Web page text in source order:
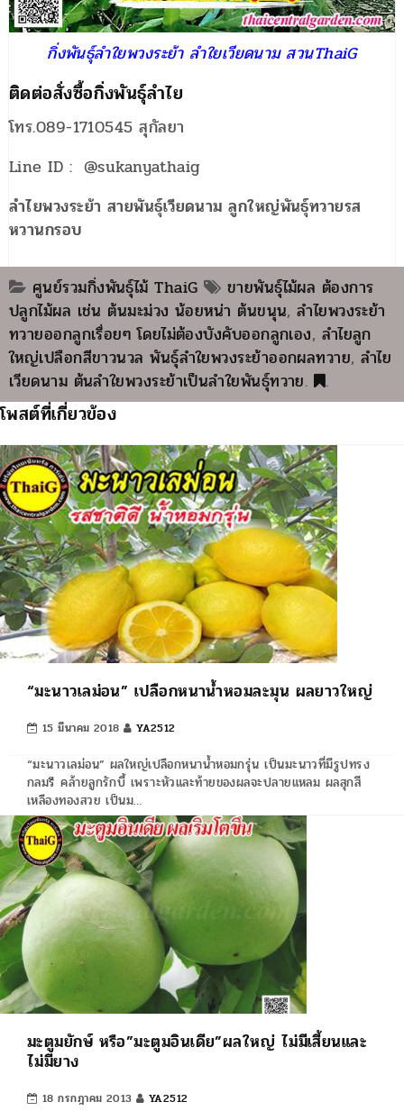
กิ่งพันธุ์ลำใยพวงระย้า ลำใยเวียดนาม สวนThaiG
ติดต่อสั่งซื้อกิ่งพันธุ์ลำไย
โทร.089-1710545 สุกัลยา
Line ID : @sukanyathaig
ลำไยพวงระย้า สายพันธุ์เวียดนาม ลูกใหญ่พันธุ์ทวายรส
หวานกรอบ
ศูนย์รวมกิ่งพันธุ์ไม้ ThaiG
ขายพันธุ์ไม้ผล ต้องการ
ปลูกไม้ผล เช่น ต้นมะม่วง น้อยหน่า ต้นขนุน,ลำไยพวงระย้า
ทวายออกลูกเรื่อยๆ โดยไม่ต้องบังคับออกลูกเอง, ลำไยลูก
ใหญ่เปลือกสีขาวนวล พันธุ์ลำใยพวงระย้าออกผลทวาย,ลำไย
เวียดนาม ต้นลำใยพวงระย้าเป็นลำใยพันธุ์ทวาย. .
โพสต์ที่เกี่ยวข้อง
“มะนาวเลม่อน” เปลือกหนาน้ำหอมละมุน ผลยาวใหญ่
15 มีนาคม 2018 YA2512
“มะนาวเลม่อน” ผลใหญ่เปลือกหนาน้ำหอมกรุ่น เป็นมะนาวที่มีรูปทรง
กลมรี คล้ายลูกรักบี้ เพราะหัวและท้ายของผลจะปลายแหลม ผลสุกสี
เหลืองทองสวย เป็นม…
มะตูมยักษ์ หรือ”มะตูมอินเดีย”ผลใหญ่ ไม่มีเสี้ยนและ
ไม่มียาง
18 กรกฎาคม 2013 YA2512